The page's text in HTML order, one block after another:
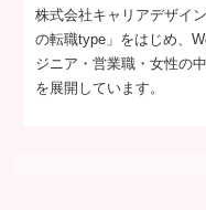
株式会社キャリアデザイ
の転職type」をはじめ、
ジニア・営業職・女性の
を展開しています。